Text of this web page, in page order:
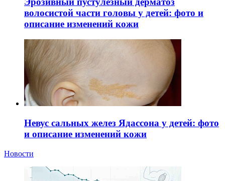
волосистой части головы у детей: фото и
описание изменений кожи
Невус сальных желез Ядассона у детей: фото
и описание изменений кожи
Новости